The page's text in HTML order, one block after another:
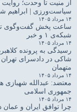
از منیت تا وحدت؛
سیاست‌ورزی | ابراهیم
۱۴ مرداد ۱۴۰۵
ساعت پخش گفت‌وگوی
شبکه‌ی ۱ و خبر
۱۴ مرداد ۱۴۰۵
متهمان
۱۴ مرداد ۱۴۰۵
معتضد: عبدالله
جمهوری اسلامی
۱۴ مرداد ۱۴۰۵
چرا توافق ایران و عمان